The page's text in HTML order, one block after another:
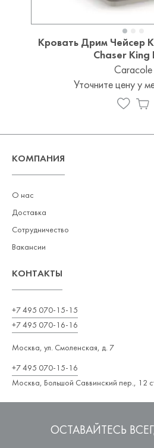
Кровать Дрим Чейсер
Chaser King
Caracole
Уточните цену у
КОМПАНИЯ
О нас
Доставка
Сотрудничество
Вакансии
КОНТАКТЫ
+7 495 070-15-15
+7 495 070-16-16
Москва, ул. Смоленская, д. 7
+7 495 070-15-16
Москва, Большой Саввинский пер., 12
ОСТАВАЙТЕСЬ